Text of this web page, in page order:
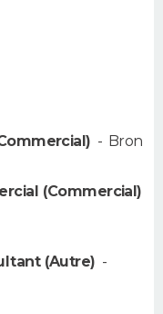
- Bron
(Commercial)
(Autre) -